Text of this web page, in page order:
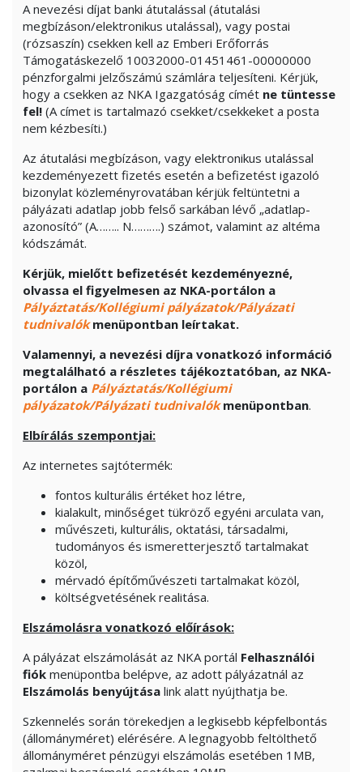
A nevezési díjat banki átutalással (átutalási
megbízáson/elektronikus utalással), vagy postai
(rózsaszín) csekken kell az Emberi Erőforrás
Támogatáskezelő 10032000-01451461-00000000
pénzforgalmi jelzőszámú számlára teljesíteni. Kérjük,
hogy a csekken az NKA Igazgatóság címét ne tüntesse
fel! (A címet is tartalmazó csekket/csekkeket a posta
nem kézbesíti.)
Az átutalási megbízáson, vagy elektronikus utalással
kezdeményezett fizetés esetén a befizetést igazoló
bizonylat közleményrovatában kérjük feltüntetni a
pályázati adatlap jobb felső sarkában lévő „adatlap-
azonosító” (A…….. N……….) számot, valamint az altéma
kódszámát.
Kérjük, mielőtt befizetését kezdeményezné,
olvassa el figyelmesen az NKA-portálon a
Pályáztatás/Kollégiumi pályázatok/Pályázati
tudnivalók menüpontban leírtakat.
Valamennyi, a nevezési díjra vonatkozó információ
megtalálható a részletes tájékoztatóban, az NKA-
portálon a Pályáztatás/Kollégiumi
pályázatok/Pályázati tudnivalók menüpontban.
Elbírálás szempontjai:
Az internetes sajtótermék:
fontos kulturális értéket hoz létre,
kialakult, minőséget tükröző egyéni arculata van,
művészeti, kulturális, oktatási, társadalmi,
tudományos és ismeretterjesztő tartalmakat
közöl,
mérvadó építőművészeti tartalmakat közöl,
költségvetésének realitása.
Elszámolásra vonatkozó előírások:
A pályázat elszámolását az NKA portál Felhasználói
fiók menüpontba belépve, az adott pályázatnál az
Elszámolás benyújtása link alatt nyújthatja be.
Szkennelés során törekedjen a legkisebb képfelbontás
(állományméret) elérésére. A legnagyobb feltölthető
állományméret pénzügyi elszámolás esetében 1MB,